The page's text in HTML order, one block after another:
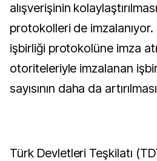
alışverişinin
protokolleri de
işbirliği protokolüne imza
otoriteleriyle imzalanan
sayısının daha da
Türk Devletleri Teşkilatı